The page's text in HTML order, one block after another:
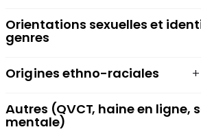
Orientations sexuelles et
genres
Origines ethno-raciales
Autres (QVCT, haine en ligne,
mentale)